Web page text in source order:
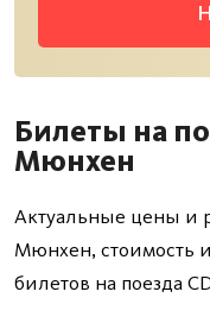
Билеты на
Мюнхен
Актуальные цены и
Мюнхен, стоимость
билетов на поезда